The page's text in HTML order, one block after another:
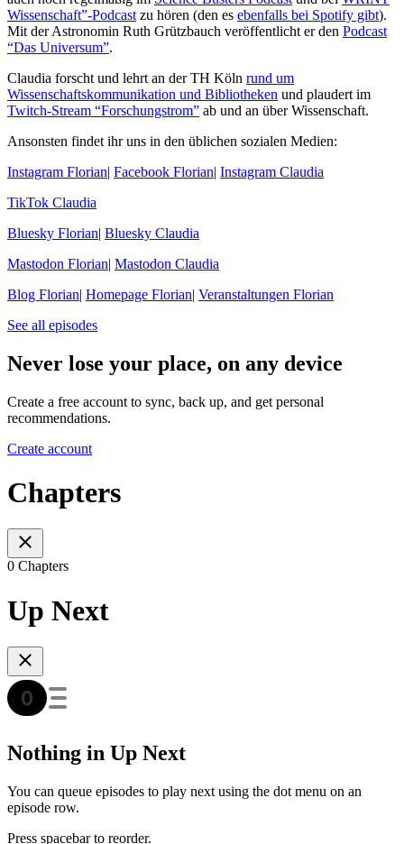
Wissenschaft”-Podcast zu hören (den es ebenfalls bei Spotify gibt).
Mit der Astronomin Ruth Grützbauch veröffentlicht er den Podcast
“Das Universum”.
Claudia forscht und lehrt an der TH Köln rund um
Wissenschaftskommunikation und Bibliotheken und plaudert im
Twitch-Stream “Forschungstrom” ab und an über Wissenschaft.
Ansonsten findet ihr uns in den üblichen sozialen Medien:
Instagram Florian| Facebook Florian| Instagram Claudia
TikTok Claudia
Bluesky Florian| Bluesky Claudia
Mastodon Florian| Mastodon Claudia
Blog Florian| Homepage Florian| Veranstaltungen Florian
See all episodes
Never lose your place, on any device
Create a free account to sync, back up, and get personal
recommendations.
Create account
Chapters
0 Chapters
Up Next
Nothing in Up Next
You can queue episodes to play next using the dot menu on an
episode row.
Press spacebar to reorder.